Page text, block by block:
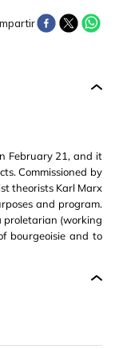
February 21, and it
Commissioned by
theorists Karl Marx
and program.
proletarian (working
bourgeoisie and to